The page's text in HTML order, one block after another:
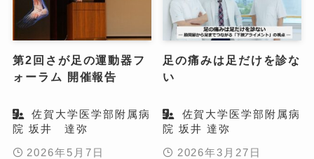
第2回さが足の運動器フ
ォーラム 開催報告
佐賀大学医学部附属病
院 坂井 達弥
2026年5月7日
足の痛みは足だけを診な
い
佐賀大学医学部附属病
院 坂井 達弥
2026年3月27日